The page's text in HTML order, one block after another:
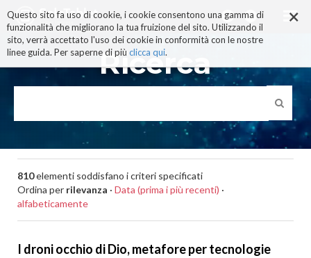
×
Questo sito fa uso di cookie, i cookie consentono una gamma di
funzionalità che migliorano la tua fruizione del sito. Utilizzando il
sito, verrà accettato l'uso dei cookie in conformità con le nostre
linee guida. Per saperne di più clicca qui.
ai
contenuti.
|
alla
navigazione
Ricerca
810elementi soddisfano i criteri specificati
Ordina per rilevanza · Data (prima i più recenti) ·
alfabeticamente
I droni occhio di Dio, metafore per tecnologie